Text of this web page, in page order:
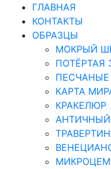
ГЛАВНАЯ
КОНТАКТЫ
ОБРАЗЦЫ
МОКРЫЙ
ПОТЁРТАЯ
ПЕСЧАНЫЕ
КАРТА
КРАКЕЛЮР